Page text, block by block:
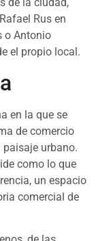
Rus en
o Antonio
el propio local.
en la que se
de comercio
urbano.
como lo que
un espacio
comercial de